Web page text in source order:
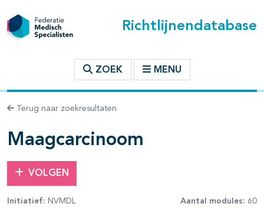
Richtlijnendatabase
ZOEK MENU
Terug naar zoekresultaten
Maagcarcinoom
VOLGEN
Initiatief: NVMDL Aantal modules: 60
binnen deze richtlijn
open- en dichtklappen